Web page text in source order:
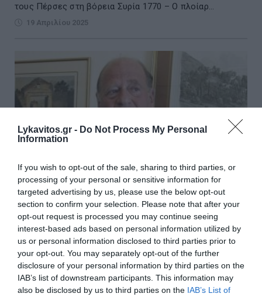
Lykavitos.gr - Do Not Process My Personal
Information
If you wish to opt-out of the sale, sharing to third parties, or
processing of your personal or sensitive information for
targeted advertising by us, please use the below opt-out
section to confirm your selection. Please note that after your
opt-out request is processed you may continue seeing
interest-based ads based on personal information utilized by
us or personal information disclosed to third parties prior to
your opt-out. You may separately opt-out of the further
disclosure of your personal information by third parties on the
IAB’s list of downstream participants. This information may
also be disclosed by us to third parties on the IAB’s List of
τους Πέρσες στη βόρεια Συρία 1770 – Ο πλοίαρ...
19 Απριλίου 2025
Σαν σήμερα - 19 Απριλίου
Γεγονότα 531 – Μάχη του Καλλίνικου: Ο Βυζαντινός
στρατός υπό τις οδηγίες του Βελισαρίου ηττάται από
τους Πέρσες στη βόρεια Συρία 1770 – Ο πλοίαρ...
19 Απριλίου 2024